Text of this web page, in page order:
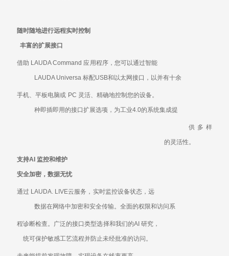
随时随地进行远程实时控制
丰富的扩展接口
借助 LAUDA Command 应用程序，您可以通过智能
LAUDA Universa 标配USB和以太网接口，以并有十余
手机、平板电脑或 PC 灵活、精确地控制您的设备。
种即插即用的接口扩展选项，为工业4.0的系统集成提
供多样
的灵活性。
支持AI 监控和维护
安全加密，数据无忧
通过 LAUDA. LIVE云服务，实时监控设备状态，远
数据在网络中加密和安全传输。全面的权限和访问系
程诊断检查。广泛的接口类型选择和我们的AI 研究，
统可保护敏感工艺流程并防止未经批准的访问。